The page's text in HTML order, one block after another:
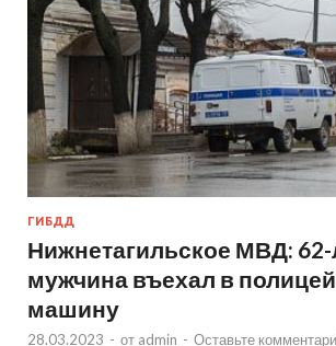
ГИБДД
Нижнетагильское МВД:
мужчина въехал в
машину
28.03.2023 - от admin - Оставьте